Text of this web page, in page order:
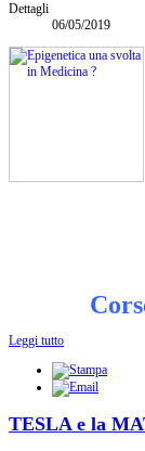
Dettagli
06/05/2019
Leggi tutto
TESLA e la